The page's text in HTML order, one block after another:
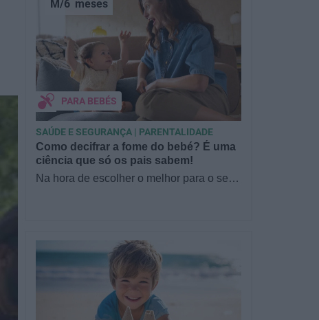
Como decifrar a fome do bebé? É uma
ciência que só os pais sabem!
Na hora de escolher o melhor para o seu
M/6 meses
PARA BEBÉS
SAÚDE E SEGURANÇA | PARENTALIDADE